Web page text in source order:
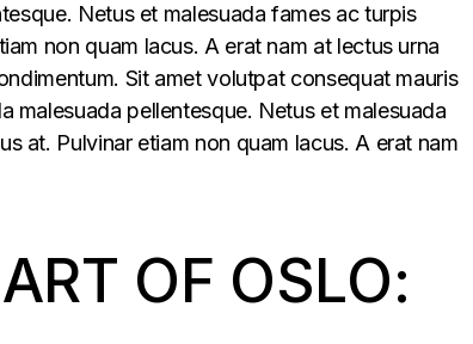
Netus et malesuada fames ac turpis
non quam lacus. A erat nam at lectus urna
Sit amet volutpat consequat mauris
malesuada pellentesque. Netus et malesuada
at. Pulvinar etiam non quam lacus. A erat nam
OF OSLO: